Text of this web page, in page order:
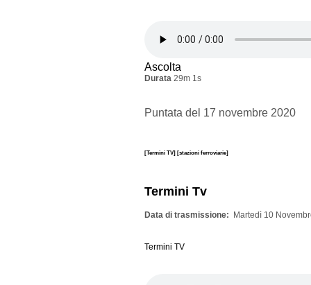
Ascolta
Durata 29m 1s
Puntata del 17 novembre 2020
[Termini TV] [stazioni ferroviarie]
Termini Tv
Data di trasmissione Martedì 10
Termini TV